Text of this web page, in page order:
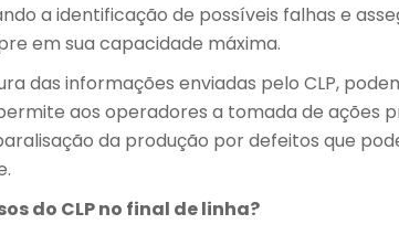
a identificação de possíveis falhas e
em sua capacidade máxima.
das informações enviadas pelo CLP,
aos operadores a tomada de ações
da produção por defeitos que
do CLP no final de linha?